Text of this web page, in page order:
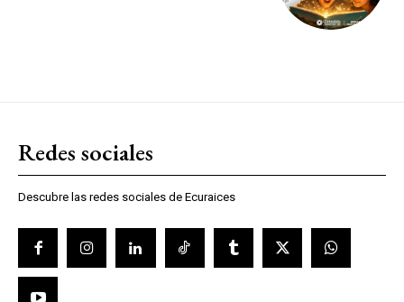
Redes sociales
Descubre las redes sociales de Ecuraices